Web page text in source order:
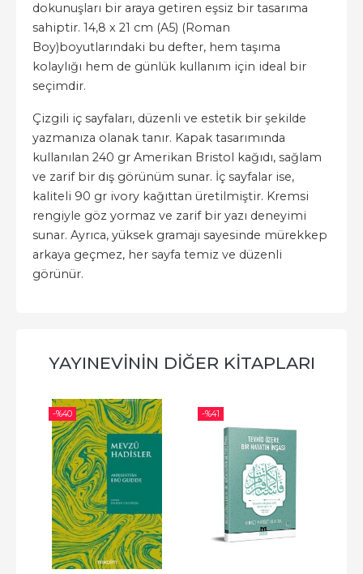
dokunuşları bir araya getiren eşsiz bir tasarıma
sahiptir. 14,8 x 21 cm (A5) (Roman
Boy)boyutlarındaki bu defter, hem taşıma
kolaylığı hem de günlük kullanım için ideal bir
seçimdir.
Çizgili iç sayfaları, düzenli ve estetik bir şekilde
yazmanıza olanak tanır. Kapak tasarımında
kullanılan 240 gr Amerikan Bristol kağıdı, sağlam
ve zarif bir dış görünüm sunar. İç sayfalar ise,
kaliteli 90 gr ivory kağıttan üretilmiştir. Kremsi
rengiyle göz yormaz ve zarif bir yazı deneyimi
sunar. Ayrıca, yüksek gramajı sayesinde mürekkep
arkaya geçmez, her sayfa temiz ve düzenli
görünür.
YAYINEVININ DIĞER KITAPLARI
-%40 -%41